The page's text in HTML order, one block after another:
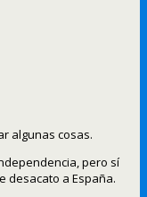
algunas cosas.
pero sí
desacato a España.